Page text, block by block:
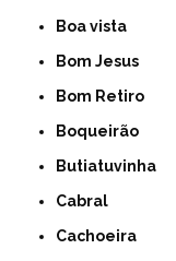
Boa vista
Bom Jesus
Bom Retiro
Boqueirão
Butiatuvinha
Cabral
Cachoeira